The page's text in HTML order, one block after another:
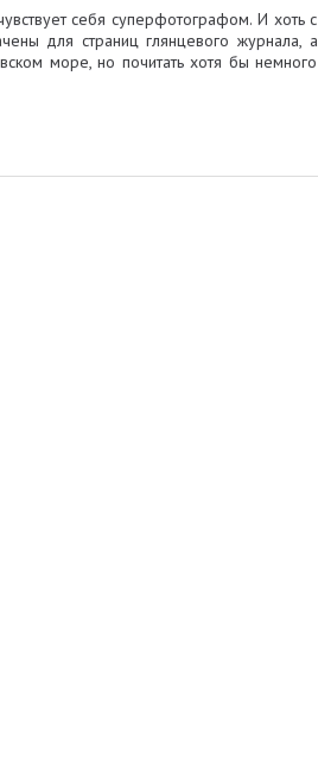
себя суперфотографом. И хоть с
для страниц глянцевого журнала, а
море, но почитать хотя бы немного